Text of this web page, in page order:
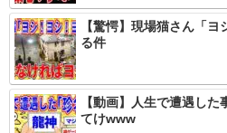
【驚愕】現場猫さん「
る件
【動画】人生で遭遇し
てけwww